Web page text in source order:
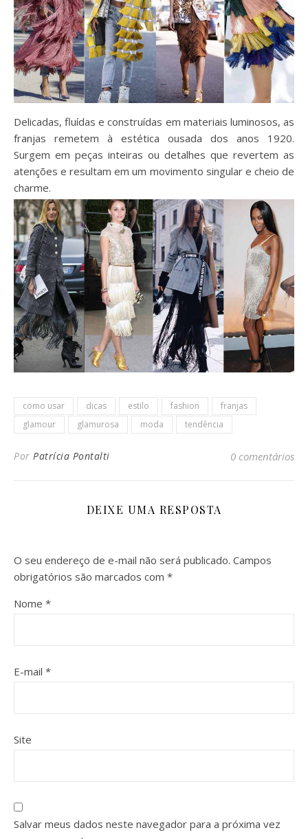
Delicadas, fluídas e construídas em materiais luminosos, as
franjas remetem à estética ousada dos anos 1920.
Surgem em peças inteiras ou detalhes que revertem as
atenções e resultam em um movimento singular e cheio de
charme.
como usar dicas estilo fashion
franjas
glamour
glamurosa moda tendência
Por Patrícia Pontalti 0 comentários
DEIXE UMA RESPOSTA
O seu endereço de e-mail não será publicado. Campos
obrigatórios são marcados com *
Nome *
E-mail *
Site
Salvar meus dados neste navegador para a próxima vez